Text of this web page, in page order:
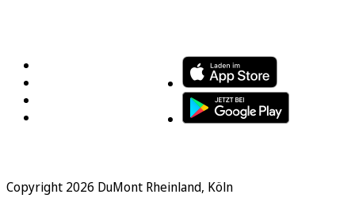
Copyright 2026 DuMont Rheinland, Köln